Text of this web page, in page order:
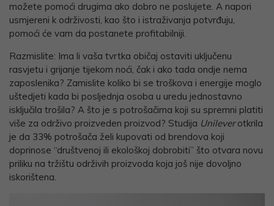
možete pomoći drugima ako dobro ne poslujete. A napori
usmjereni k održivosti, kao što i istraživanja potvrđuju,
pomoći će vam da postanete profitabilniji.
Razmislite: Ima li vaša tvrtka običaj ostaviti uključenu
rasvjetu i grijanje tijekom noći, čak i ako tada ondje nema
zaposlenika? Zamislite koliko bi se troškova i energije moglo
uštedjeti kada bi posljednja osoba u uredu jednostavno
isključila trošila? A što je s potrošačima koji su spremni platiti
više za održivo proizveden proizvod? Studija Unileverotkrila
je da 33% potrošača želi kupovati od brendova koji
doprinose “društvenoj ili ekološkoj dobrobiti” što otvara novu
priliku na tržištu održivih proizvoda koja još nije dovoljno
iskorištena.